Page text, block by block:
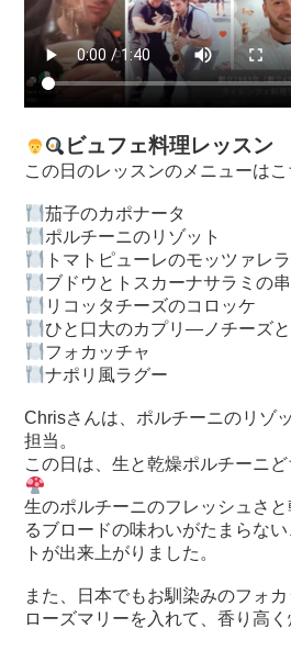
ビュフェ料理レッスン
この日のレッスンのメニューはこ
茄子のカポナータ
ポルチーニのリゾット
トマトピューレのモッツァレラ
ブドウとトスカーナサラミの
リコッタチーズのコロッケ
ひと口大のカプリ―ノチーズ
フォカッチャ
ナポリ風ラグー
Chrisさんは、ポルチーニのリゾ
担当。
この日は、生と乾燥ポルチーニ
生のポルチーニのフレッシュさ
るブロードの味わいがたまらな
トが出来上がりました。
また、日本でもお馴染みのフォカ
ローズマリーを入れて、香り高く